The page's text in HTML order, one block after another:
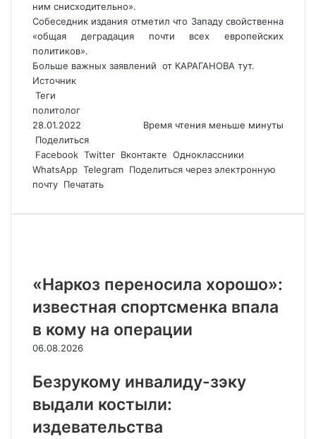
ним снисходительно».
Собеседник издания отметил что Западу свойственна
«общая деградация почти всех европейских
политиков».
Больше важных заявлений от КАРАГАНОВА тут.
Источник
Теги
политолог
28.01.2022
Время чтения меньше минуты
Поделиться
Facebook Twitter Вконтакте Одноклассники
WhatsApp Telegram Поделиться через электронную
почту Печатать
«Наркоз переносила хорошо»:
известная спортсменка впала
в кому на операции
06.08.2026
Безрукому инвалиду-зэку
выдали костыли:
издевательства